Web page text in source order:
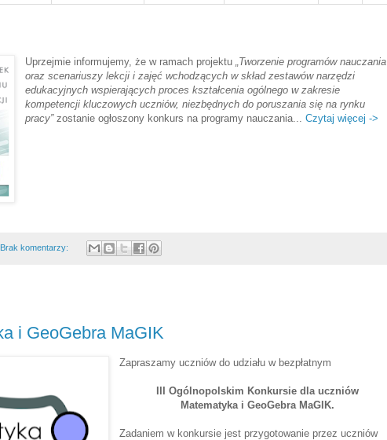
Uprzejmie informujemy, że w ramach projektu „Tworzenie programów nauczania
oraz scenariuszy lekcji i zajęć wchodzących w skład zestawów narzędzi
edukacyjnych wspierających proces kształcenia ogólnego w zakresie
kompetencji kluczowych uczniów, niezbędnych do poruszania się na rynku
pracy”zostanie ogłoszony konkurs na programy nauczania...Czytaj więcej ->
Brak komentarzy:
i GeoGebra MaGIK
Zapraszamy uczniów do udziału w bezpłatnym
III Ogólnopolskim Konkursie dla uczniów
Matematyka i GeoGebra MaGIK.
Zadaniem w konkursie jest przygotowanie przez uczniów